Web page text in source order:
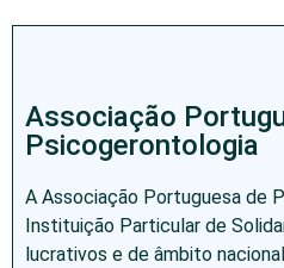
Associação
Psicogerontologia
A Associação Portuguesa de
Instituição Particular de
lucrativos e de âmbito